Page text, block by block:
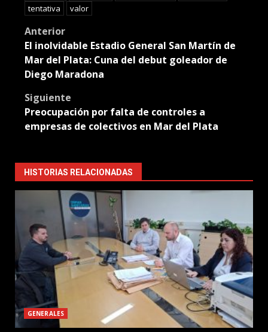
tentativa
valor
Post
navigation
Anterior
El inolvidable Estadio General San Martín de
Mar del Plata: Cuna del debut goleador de
Diego Maradona
Siguiente
Preocupación por falta de controles a
empresas de colectivos en Mar del Plata
HISTORIAS RELACIONADAS
GENERALES